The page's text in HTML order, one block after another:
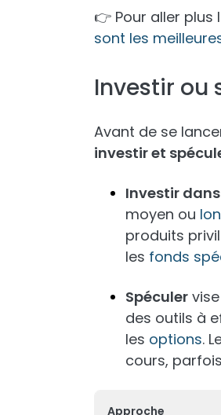
👉 Pour aller plus
sont les
Investir ou
Avant de se
investir et
Investir
moyen ou
produits
les fonds
Spéculer
des outils à
les options.
cours,
Approche